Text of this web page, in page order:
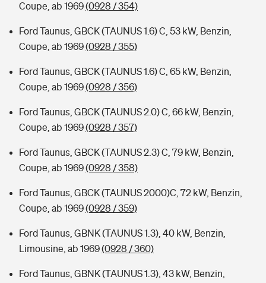
Coupe, ab 1969(0928 / 354)
Ford Taunus, GBCK (TAUNUS 1.6) C, 53 kW, Benzin,
Coupe, ab 1969(0928 / 355)
Ford Taunus, GBCK (TAUNUS 1.6) C, 65 kW, Benzin,
Coupe, ab 1969(0928 / 356)
Ford Taunus, GBCK (TAUNUS 2.0) C, 66 kW, Benzin,
Coupe, ab 1969(0928 / 357)
Ford Taunus, GBCK (TAUNUS 2.3) C, 79 kW, Benzin,
Coupe, ab 1969(0928 / 358)
Ford Taunus, GBCK (TAUNUS 2000)C, 72 kW, Benzin,
Coupe, ab 1969(0928 / 359)
Ford Taunus, GBNK (TAUNUS 1.3), 40 kW, Benzin,
Limousine, ab 1969(0928 / 360)
Ford Taunus, GBNK (TAUNUS 1.3), 43 kW, Benzin,